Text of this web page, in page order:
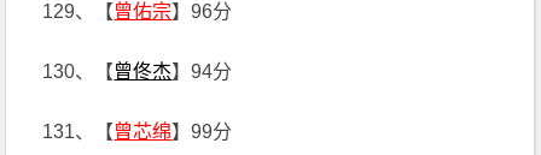
129、【曾佑宗】96分
130、【曾佟杰】94分
131、【曾芯绵】99分